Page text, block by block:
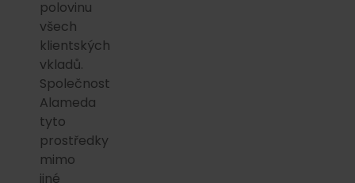
polovinu
všech
klientských
vkladů.
Společnost
Alameda
tyto
prostředky
mimo
jiné